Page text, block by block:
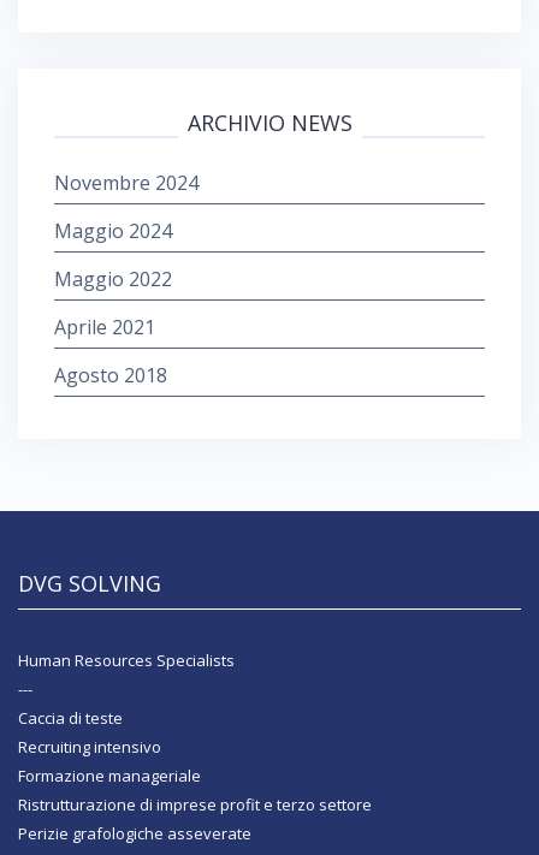
ARCHIVIO NEWS
Novembre 2024
Maggio 2024
Maggio 2022
Aprile 2021
Agosto 2018
DVG SOLVING
Human Resources Specialists
---
Caccia di teste
Recruiting intensivo
Formazione manageriale
Ristrutturazione di imprese profit e terzo settore
Perizie grafologiche asseverate